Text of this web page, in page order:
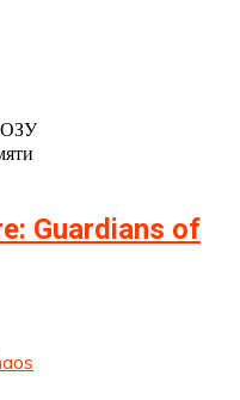
ОЗУ
Guardians of